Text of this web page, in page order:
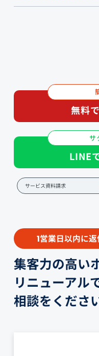
無料
サ
LINE
サービス資料請求
1営業日以内に返
集客力の高い
リニューアル
相談をくださ